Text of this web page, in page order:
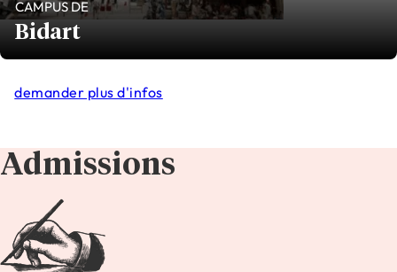
CAMPUS DE
Bidart
demander plus d'infos
Admissions